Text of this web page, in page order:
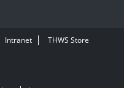
Intranet THWS Store